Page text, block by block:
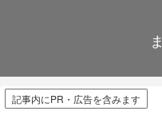
記事内にPR・広告を含みます